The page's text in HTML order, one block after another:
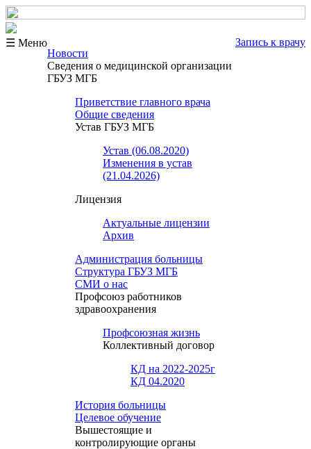
☰ Меню
Запись к врачу
Новости
Сведения о медицинской организации
ГБУЗ МГБ
Приветствие главного врача
Общие сведения
Устав ГБУЗ МГБ
Устав (06.08.2020)
Изменения в устав
(21.04.2026)
Лицензия
Актуальные лицензии
Архив
Администрация больницы
Структура ГБУЗ МГБ
СМИ о нас
Профсоюз работников
здравоохранения
Профсоюзная жизнь
Коллективный договор
КД на 2022-2025г
КД 04.2020
История больницы
Целевое обучение
Вышестоящие и
контролирующие органы